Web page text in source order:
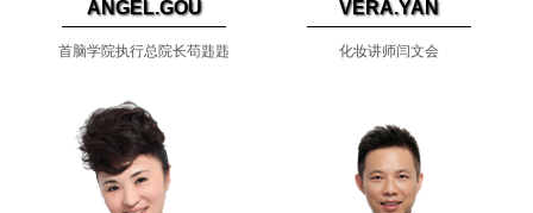
ANGEL.GOU
首脑学院执行总院长苟韪韪
VERA.YAN
化妆讲师闫文会